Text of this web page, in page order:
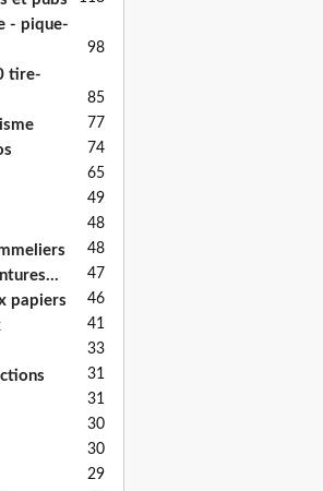
- pique-
98
tire-
85
77
74
65
49
48
48
47
papiers 46
41
33
31
31
30
30
29